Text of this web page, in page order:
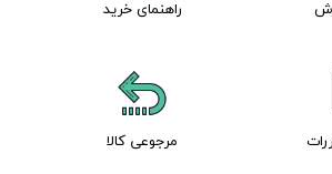
راهنمای خرید
مرجوعی کالا